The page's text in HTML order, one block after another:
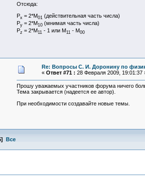
Отсюда:
Px = 2*M01 (действительная часть числа)
Py= 2*M10(мнимая часть числа)
Pz = 2*M11 - 1 или M11 - M00
Re: Вопросы С. И. Доронину по
« Ответ #71 : 28 Февраля 2009, 19:01:37
Прошу уважаемых участников форума ничего
Тема закрывается (надеется ее автор).
При необходимости создавайте новые темы.
] Все